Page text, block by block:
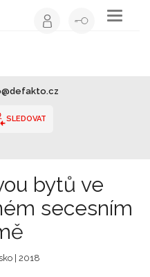
Toggle
SLEDOVAT
bytů ve
secesním
| 2018